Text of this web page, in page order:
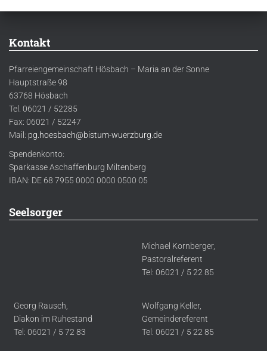
Kontakt
Pfarreiengemeinschaft Hösbach – Maria an der Sonne
Hauptstraße 98
63768 Hösbach
Tel. 06021 / 52285
Fax: 06021 / 52247
Mail: pg.hoesbach@bistum-wuerzburg.de
Spendenkonto:
Sparkasse Aschaffenburg Miltenberg
IBAN: DE 68 7955 0000 0000 0500 05
Seelsorger
Michael Kornberger,
Pastoralreferent
Tel: 06021 / 5 22 85
Georg Rausch,
Diakon im Ruhestand
Tel: 06021 / 5 72 83
Wolfgang Keller,
Gemeindereferent
Tel: 06021 / 5 22 85